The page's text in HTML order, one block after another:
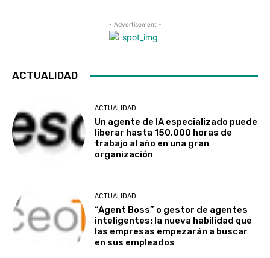
- Advertisement -
ACTUALIDAD
ACTUALIDAD
Un agente de IA especializado puede
liberar hasta 150.000 horas de
trabajo al año en una gran
organización
ACTUALIDAD
“Agent Boss” o gestor de agentes
inteligentes: la nueva habilidad que
las empresas empezarán a buscar
en sus empleados